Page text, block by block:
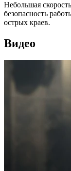
Небольшая
безопасность
острых краев.
Видео